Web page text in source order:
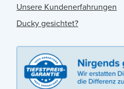
Unsere Kundenerfahrungen
Ducky gesichtet?